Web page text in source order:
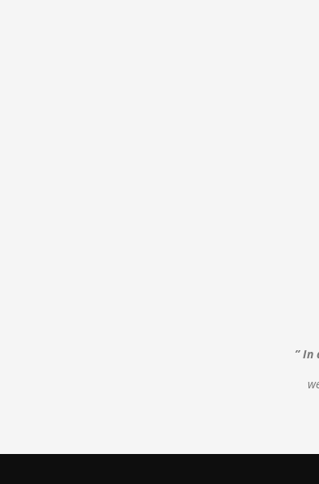
” In